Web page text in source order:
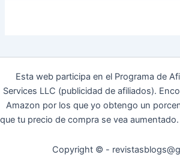
Esta web participa en el Programa de
Services LLC (publicidad de afiliados).
Amazon por los que yo obtengo un
que tu precio de compra se vea
Copyright © -